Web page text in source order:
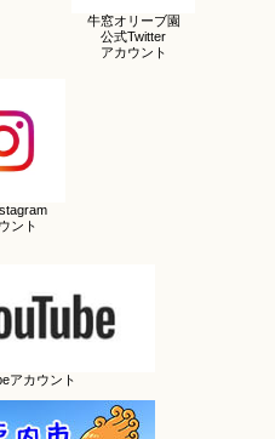
牛窓オリーブ園
公式Twitter
アカウント
ント
アカウント